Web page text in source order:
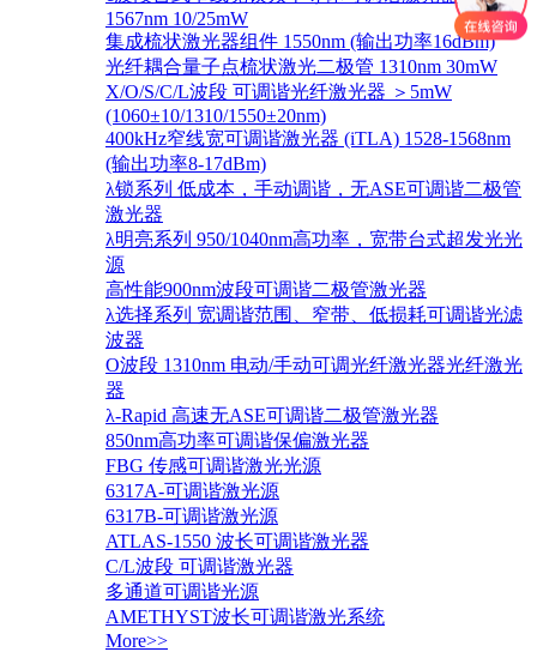
1567nm 10/25mW
集成梳状激光器组件 1550nm (输出功率16dBm)
光纤耦合量子点梳状激光二极管 1310nm 30mW
X/O/S/C/L波段 可调谐光纤激光器 ＞5mW
(1060±10/1310/1550±20nm)
400kHz窄线宽可调谐激光器 (iTLA) 1528-1568nm
(输出功率8-17dBm)
λ锁系列 低成本，手动调谐，无ASE可调谐二极管
激光器
λ明亮系列 950/1040nm高功率，宽带台式超发光光
源
高性能900nm波段可调谐二极管激光器
λ选择系列 宽调谐范围、窄带、低损耗可调谐光滤
波器
O波段 1310nm 电动/手动可调光纤激光器光纤激光
器
λ-Rapid 高速无ASE可调谐二极管激光器
850nm高功率可调谐保偏激光器
FBG 传感可调谐激光光源
6317A-可调谐激光源
6317B-可调谐激光源
ATLAS-1550 波长可调谐激光器
C/L波段 可调谐激光器
多通道可调谐光源
AMETHYST波长可调谐激光系统
More>>